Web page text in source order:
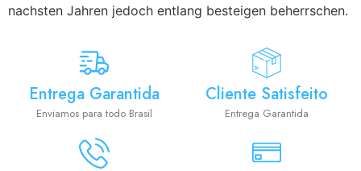
nachsten Jahren jedoch entlang besteigen beherrschen.
Entrega Garantida
Enviamos para todo Brasil
Cliente Satisfeito
Entrega Garantida